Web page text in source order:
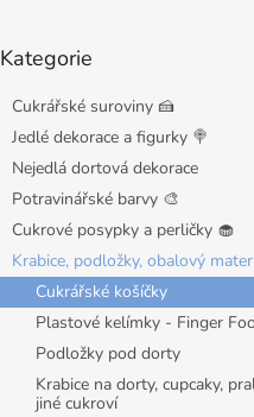
kategorie
Kategorie
Cukrářské suroviny 🍰
Jedlé dekorace a figurky 🍭
Nejedlá dortová dekorace
Potravinářské barvy 🎨
Cukrové posypky a perličky 🧁
Krabice, podložky, obalový
Cukrářské košíčky
Plastové kelímky - Finger
Podložky pod dorty
Krabice na dorty, cupcaky,
jiné cukroví